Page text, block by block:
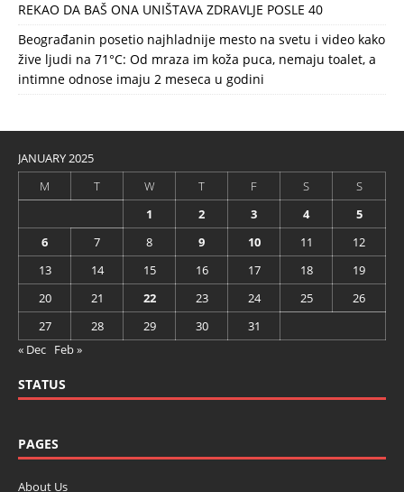
REKAO DA BAŠ ONA UNIŠTAVA ZDRAVLJE POSLE 40
Beograđanin posetio najhladnije mesto na svetu i video kako
žive ljudi na 71°C: Od mraza im koža puca, nemaju toalet, a
intimne odnose imaju 2 meseca u godini
JANUARY 2025
M
T W T F S
S
1
2 3 4
5
6
7 8 9 10 11
12
13
14 15 16 17 18
19
20
21 22 23 24 25
26
27
28 29 30
31
« Dec Feb »
STATUS
PAGES
About Us